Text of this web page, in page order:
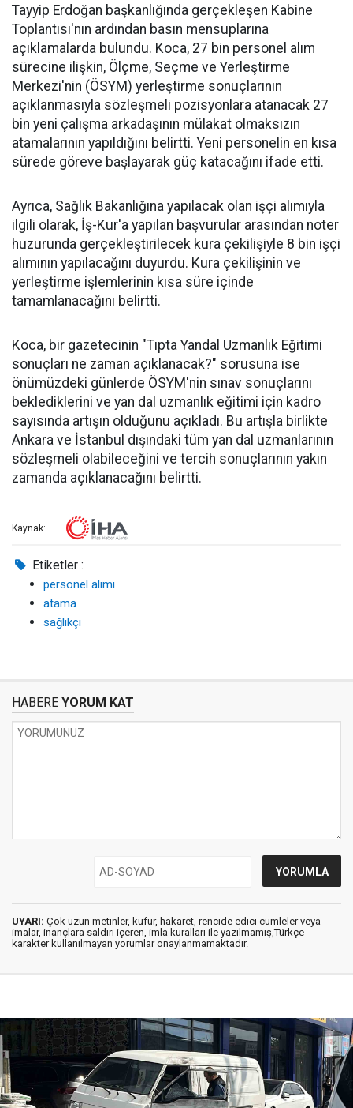
Tayyip Erdoğan başkanlığında gerçekleşen Kabine
Toplantısı'nın ardından basın mensuplarına
açıklamalarda bulundu. Koca, 27 bin personel alım
sürecine ilişkin, Ölçme, Seçme ve Yerleştirme
Merkezi'nin (ÖSYM) yerleştirme sonuçlarının
açıklanmasıyla sözleşmeli pozisyonlara atanacak 27
bin yeni çalışma arkadaşının mülakat olmaksızın
atamalarının yapıldığını belirtti. Yeni personelin en kısa
sürede göreve başlayarak güç katacağını ifade etti.
Ayrıca, Sağlık Bakanlığına yapılacak olan işçi alımıyla
ilgili olarak, İş-Kur'a yapılan başvurular arasından noter
huzurunda gerçekleştirilecek kura çekilişiyle 8 bin işçi
alımının yapılacağını duyurdu. Kura çekilişinin ve
yerleştirme işlemlerinin kısa süre içinde
tamamlanacağını belirtti.
Koca, bir gazetecinin "Tıpta Yandal Uzmanlık Eğitimi
sonuçları ne zaman açıklanacak?" sorusuna ise
önümüzdeki günlerde ÖSYM'nin sınav sonuçlarını
beklediklerini ve yan dal uzmanlık eğitimi için kadro
sayısında artışın olduğunu açıkladı. Bu artışla birlikte
Ankara ve İstanbul dışındaki tüm yan dal uzmanlarının
sözleşmeli olabileceğini ve tercih sonuçlarının yakın
zamanda açıklanacağını belirtti.
Kaynak:
Etiketler :
personel alımı
atama
sağlıkçı
HABERE YORUM KAT
UYARI: Çok uzun metinler, küfür, hakaret, rencide edici cümleler veya
imalar, inançlara saldırı içeren, imla kuralları ile yazılmamış,Türkçe
karakter kullanılmayan yorumlar onaylanmamaktadır.